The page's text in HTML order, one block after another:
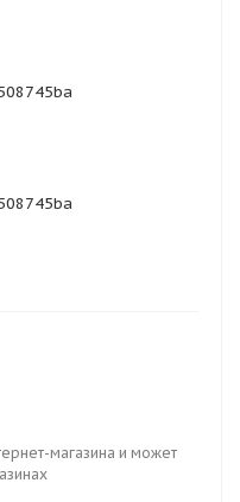
магазина и может